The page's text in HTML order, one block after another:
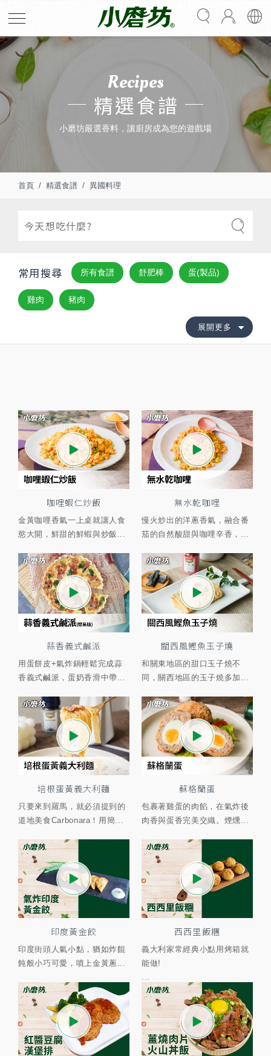
Recipes
精選食譜
小磨坊嚴選香料，讓廚房成為您的遊戲場
首頁 精選食譜 異國料理
常用搜尋 所有食譜 舒肥棒 蛋(製品)
雞肉 豬肉
展開更多
咖哩蝦仁炒飯
金黃咖哩香氣一上桌就讓人食
慾大開，鮮甜的鮮蝦與炒飯...
無水乾咖哩
慢火炒出的洋蔥香氣，融合番
茄的自然酸甜與咖哩辛香，...
蒜香義式鹹派
用蛋餅皮+氣炸鍋輕鬆完成蒜
香義式鹹派，蛋奶香滑中帶...
關西風鰹魚玉子燒
和關東地區的甜口玉子燒不
同，關西地區的玉子燒多加...
培根蛋黃義大利麵
只要來到羅馬，就必須提到的
道地美食Carbonara！用簡...
蘇格蘭蛋
包裹著雞蛋的肉餡，在氣炸後
肉香與蛋香完美交織。煙燻...
印度黃金餃
印度街頭人氣小點，猶如炸餛
飩般小巧可愛，噴上金黃蔥...
西西里飯糰
義大利家常經典小點用烤箱就
能做!
...